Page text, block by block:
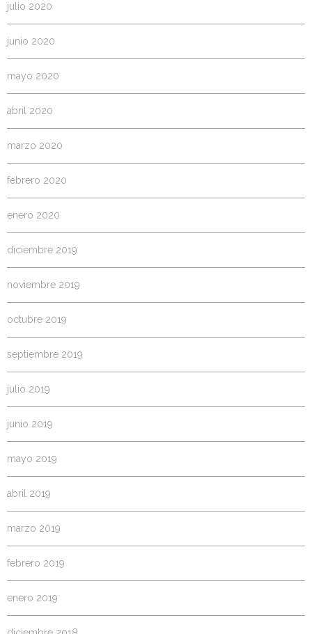
julio 2020
junio 2020
mayo 2020
abril 2020
marzo 2020
febrero 2020
enero 2020
diciembre 2019
noviembre 2019
octubre 2019
septiembre 2019
julio 2019
junio 2019
mayo 2019
abril 2019
marzo 2019
febrero 2019
enero 2019